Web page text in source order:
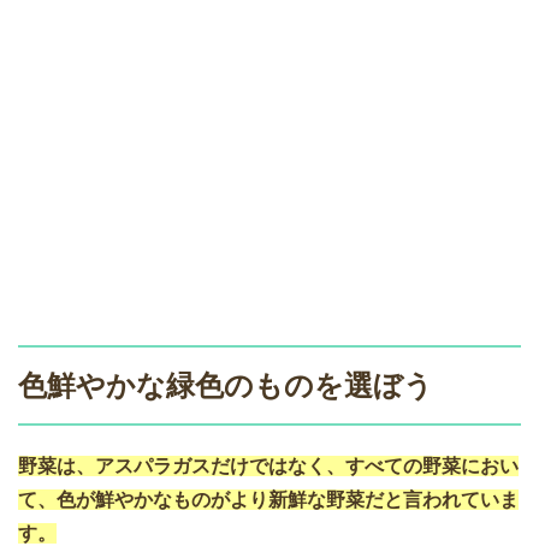
色鮮やかな緑色のものを選ぼう
野菜は、アスパラガスだけではなく、すべての野菜におい
て、色が鮮やかなものがより新鮮な野菜だと言われていま
す。